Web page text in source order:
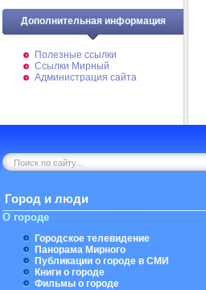
Дополнительная информация
Полезные ссылки
Ссылки Мирный
Администрация сайта
Город и люди
О городе
Городское телевидение
Панорама Мирного
Публикации о городе в СМИ
Книги о городе
Фильмы о городе